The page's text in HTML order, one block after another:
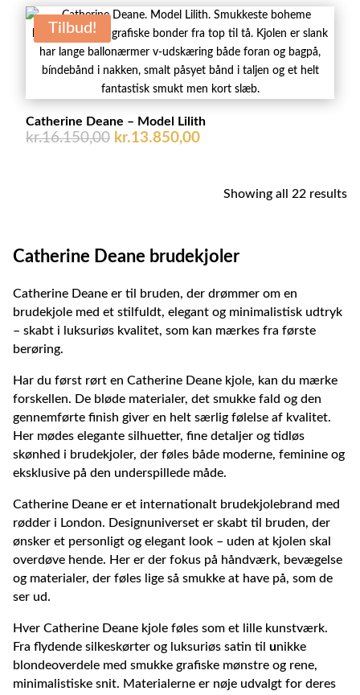
Tilbud!
Catherine Deane – Model Lilith
kr.16.150,00 Den
kr.13.850,00Den
Showing all 22 results
Catherine Deane brudekjoler
Catherine Deane er til bruden, der drømmer om en
brudekjole med et stilfuldt, elegant og minimalistisk udtryk
– skabt i luksuriøs kvalitet, som kan mærkes fra første
berøring.
Har du først rørt en Catherine Deane kjole, kan du mærke
forskellen. De bløde materialer, det smukke fald og den
gennemførte finish giver en helt særlig følelse af kvalitet.
Her mødes elegante silhuetter, fine detaljer og tidløs
skønhed i brudekjoler, der føles både moderne, feminine og
eksklusive på den underspillede måde.
Catherine Deane er et internationalt brudekjolebrand med
rødder i London. Designuniverset er skabt til bruden, der
ønsker et personligt og elegant look – uden at kjolen skal
overdøve hende. Her er der fokus på håndværk, bevægelse
og materialer, der føles lige så smukke at have på, som de
ser ud.
Hver Catherine Deane kjole føles som et lille kunstværk.
Fra flydende silkeskørter og luksuriøs satin til unikke
blondeoverdele med smukke grafiske mønstre og rene,
minimalistiske snit. Materialerne er nøje udvalgt for deres